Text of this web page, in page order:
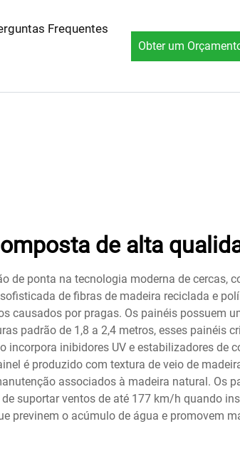
Frequentes
Obter um
de alta
de ponta na tecnologia moderna de cercas,
de fibras de madeira reciclada e
causados por pragas. Os painéis possuem
padrão de 1,8 a 2,4 metros, esses painéis
inibidores UV e estabilizadores de
é produzido com textura de veio de
associados à madeira natural. Os
suportar ventos de até 177 km/h quando
previnem o acúmulo de água e promovem